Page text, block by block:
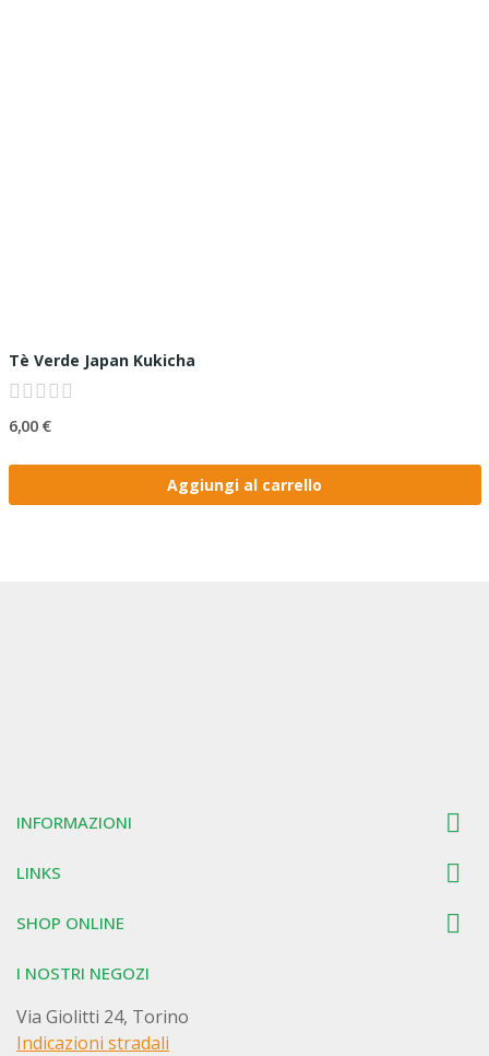
Tè Verde Japan Kukicha
6,00 €
Aggiungi al carrello
INFORMAZIONI 
LINKS 
SHOP ONLINE 
I NOSTRI NEGOZI
Via Giolitti 24, Torino
Indicazioni stradali